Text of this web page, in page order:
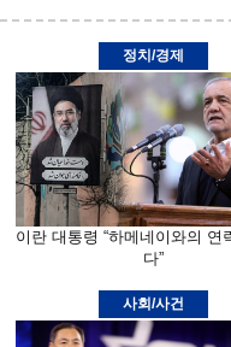
정치/경제
이란 대통령 “하메네이와의 연
다”
사회/사건